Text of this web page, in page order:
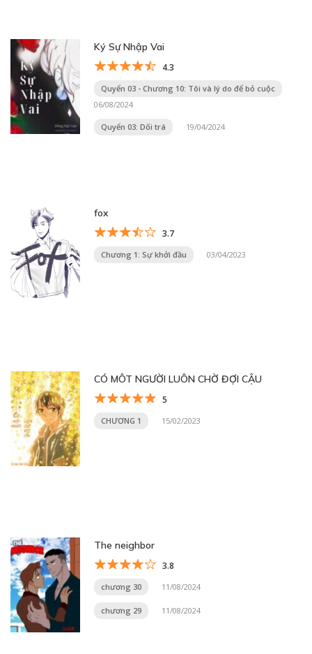
Ký Sự Nhập Vai
4.3
Quyển 03 - Chương 10: Tôi và lý do để bỏ cuộc
06/08/2024
Quyển 03: Dối trá 19/04/2024
fox
3.7
Chương 1: Sự khởi đầu 03/04/2023
CÓ MÔT NGƯỜI LUÔN CHỜ ĐỢI CẬU
5
CHƯƠNG 1 15/02/2023
The neighbor
3.8
chương 30 11/08/2024
chương 29 11/08/2024